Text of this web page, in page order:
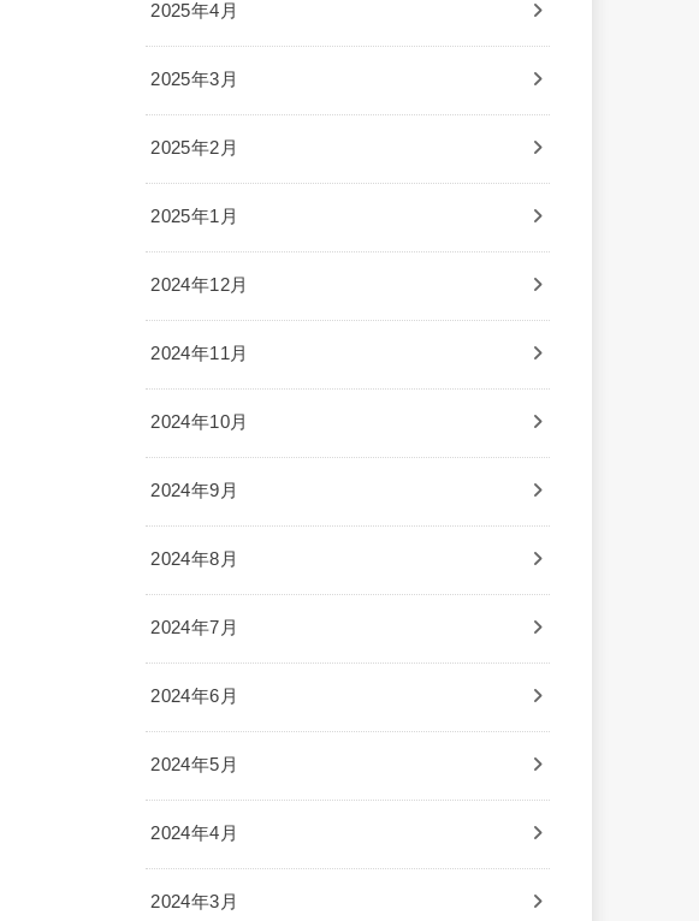
2025年4月
2025年3月
2025年2月
2025年1月
2024年12月
2024年11月
2024年10月
2024年9月
2024年8月
2024年7月
2024年6月
2024年5月
2024年4月
2024年3月